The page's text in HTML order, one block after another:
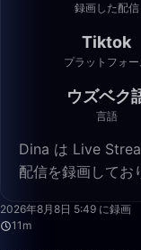
録画した配信
Tiktok
プラットフォー
ウズベク
言語
Dina は Live
配信を録画してお
2026年8月8日 5:49 に録画
11m